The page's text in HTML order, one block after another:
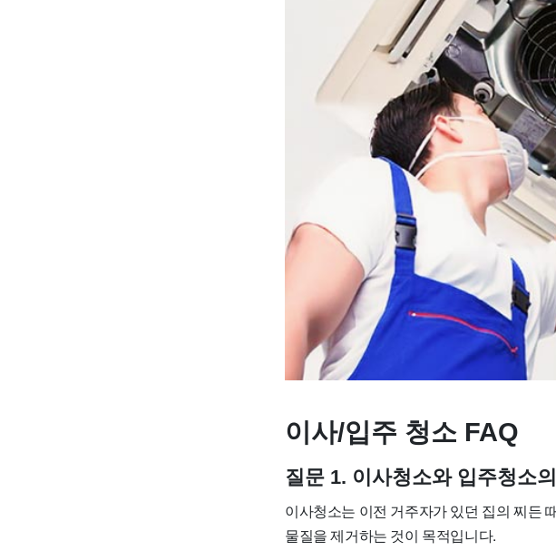
이사/입주 청소 FAQ
질문 1. 이사청소와 입주청소
이사청소는 이전 거주자가 있던 집의 찌든
물질을 제거하는 것이 목적입니다.